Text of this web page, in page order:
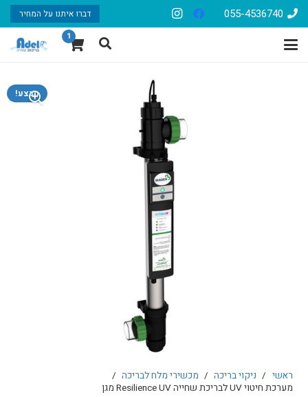
055-4536740 דברו איתנו על המחיר
1
מבצע!
ראשי / ניקוי בריכה / מכשירי מלח לבריכה /
מערכת חיטוי UV לבריכת שחייה Resilience UV מגן